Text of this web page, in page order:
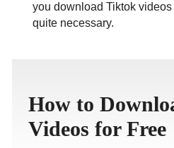
you download Tiktok
quite necessary.
How to
Videos for Free